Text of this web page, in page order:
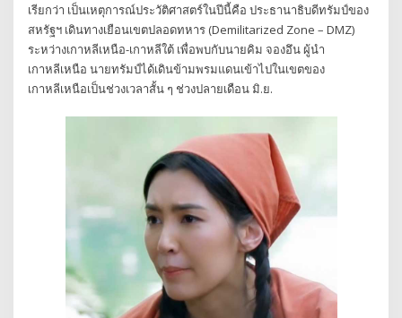
เรียกว่า เป็นเหตุการณ์ประวัติศาสตร์ในปีนี้คือ ประธานาธิบดีทรัมป์ของ
สหรัฐฯ เดินทางเยือนเขตปลอดทหาร (Demilitarized Zone – DMZ)
ระหว่างเกาหลีเหนือ-เกาหลีใต้ เพื่อพบกับนายคิม จองอึน ผู้นำ
เกาหลีเหนือ นายทรัมป์ได้เดินข้ามพรมแดนเข้าไปในเขตของ
เกาหลีเหนือเป็นช่วงเวลาสั้น ๆ ช่วงปลายเดือน มิ.ย.